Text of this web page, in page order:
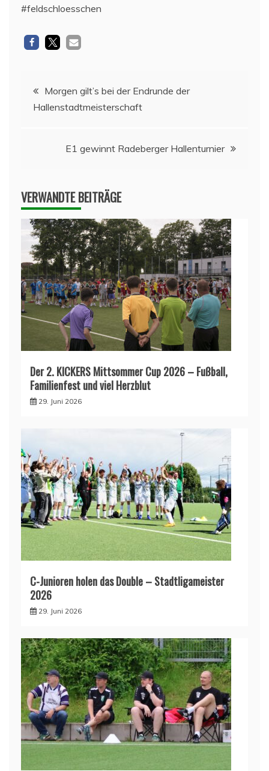
#feldschloesschen
Beitragsnavigation
Morgen gilt’s bei der Endrunde der
Hallenstadtmeisterschaft
E1 gewinnt Radeberger Hallenturnier
VERWANDTE BEITRÄGE
Der 2. KICKERS Mittsommer Cup 2026 – Fußball,
Familienfest und viel Herzblut
29. Juni 2026
C-Junioren holen das Double – Stadtligameister
2026
29. Juni 2026